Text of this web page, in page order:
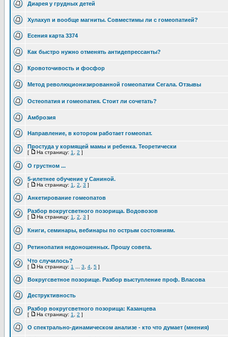
Диарея у грудных детей
Хулахуп и вообще магниты. Совместимы ли с гомеопатией?
Есения карта 3374
Как быстро нужно отменять антидепрессанты?
Кровоточивость и фосфор
Метод революционизированной гомеопатии Сегала. Отзывы
Остеопатия и гомеопатия. Стоит ли сочетать?
Амброзия
Направление, в котором работает гомеопат.
Простуда у кормящей мамы и ребенка. Теоретически
[ На страницу: 1 2 ]
О грустном ...
5-илетнее обучение у Саниной.
[ На страницу: 1 2 3 ]
Анкетирование гомеопатов
Разбор вокругсветного позорища. Водовозов
[ На страницу: 1 2 3 ]
Книги, семинары, вебинары по острым состояниям.
Ретинопатия недоношенных. Прошу совета.
Что случилось?
[ На страницу: 1 3 4 5 ]
Вокругсветное позорище. Разбор выступление проф. Власова
Деструктивность
Разбор вокругсветного позорища: Казанцева
[ На страницу: 1 2 ]
О спектрально-динамическом анализе - кто что думает (мнения)